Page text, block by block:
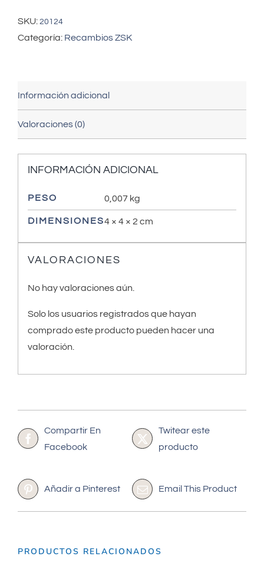
SKU: 20124
Categoría: Recambios ZSK
Información adicional
Valoraciones (0)
INFORMACIÓN ADICIONAL
PESO 0,007 kg
DIMENSIONES4 × 4 × 2 cm
VALORACIONES
No hay valoraciones aún.
Solo los usuarios registrados que hayan
comprado este producto pueden hacer una
valoración.
Compartir En
Facebook
Twitear este
producto
Añadir a Pinterest Email This Product
PRODUCTOS RELACIONADOS